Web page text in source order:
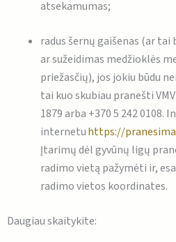
atsekamumas;
radus šernų gaišenas (ar
ar sužeidimas medžioklės
priežasčių), jos jokiu būdu
tai kuo skubiau pranešti
1879 arba +370 5 242
internetuhttps://
Įtarimų dėl gyvūnų ligų
radimo vietą pažymėti ir,
radimo vietos koordinates.
Daugiau skaitykite: